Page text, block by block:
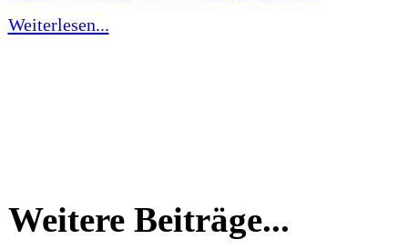
Weiterlesen...
Weitere Beiträge...